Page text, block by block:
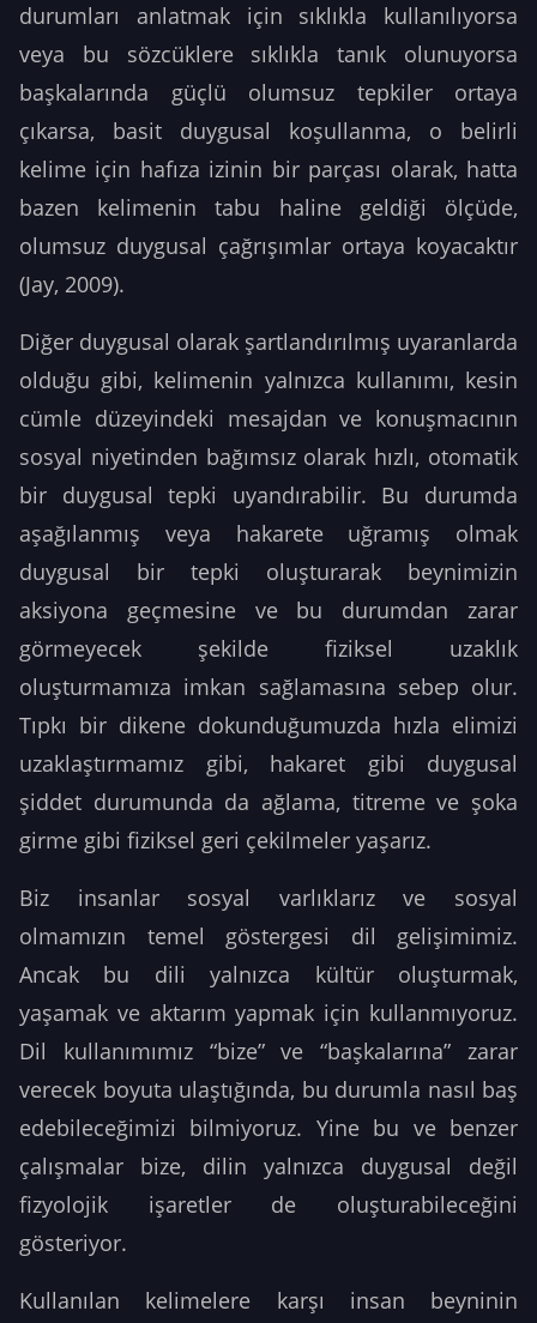
durumları anlatmak için sıklıkla kullanılıyorsa
veya bu sözcüklere sıklıkla tanık olunuyorsa
başkalarında güçlü olumsuz tepkiler ortaya
çıkarsa, basit duygusal koşullanma, o belirli
kelime için hafıza izinin bir parçası olarak, hatta
bazen kelimenin tabu haline geldiği ölçüde,
olumsuz duygusal çağrışımlar ortaya koyacaktır
(Jay, 2009).
Diğer duygusal olarak şartlandırılmış uyaranlarda
olduğu gibi, kelimenin yalnızca kullanımı, kesin
cümle düzeyindeki mesajdan ve konuşmacının
sosyal niyetinden bağımsız olarak hızlı, otomatik
bir duygusal tepki uyandırabilir. Bu durumda
aşağılanmış veya hakarete uğramış olmak
duygusal bir tepki oluşturarak beynimizin
aksiyona geçmesine ve bu durumdan zarar
görmeyecek şekilde fiziksel uzaklık
oluşturmamıza imkan sağlamasına sebep olur.
Tıpkı bir dikene dokunduğumuzda hızla elimizi
uzaklaştırmamız gibi, hakaret gibi duygusal
şiddet durumunda da ağlama, titreme ve şoka
girme gibi fiziksel geri çekilmeler yaşarız.
Biz insanlar sosyal varlıklarız ve sosyal
olmamızın temel göstergesi dil gelişimimiz.
Ancak bu dili yalnızca kültür oluşturmak,
yaşamak ve aktarım yapmak için kullanmıyoruz.
Dil kullanımımız “bize” ve “başkalarına” zarar
verecek boyuta ulaştığında, bu durumla nasıl baş
edebileceğimizi bilmiyoruz. Yine bu ve benzer
çalışmalar bize, dilin yalnızca duygusal değil
fizyolojik işaretler de oluşturabileceğini
gösteriyor.
Kullanılan kelimelere karşı insan beyninin